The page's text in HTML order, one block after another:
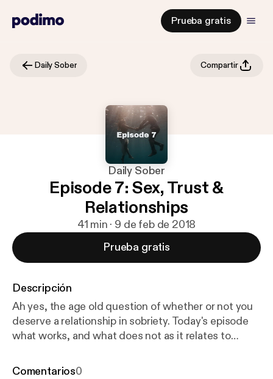
Prueba gratis
Daily Sober Compartir
Daily Sober
Episode 7: Sex, Trust &
Relationships
41 min · 9 de feb de 2018
Prueba gratis
Descripción
Ah yes, the age old question of whether or not you
deserve a relationship in sobriety. Today's episode
what works, and what does not as it relates to
care about.
Comentarios0